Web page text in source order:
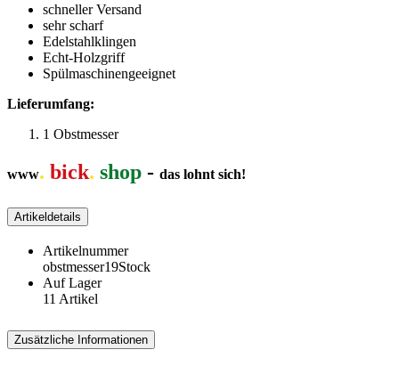
schneller Versand
sehr scharf
Edelstahlklingen
Echt-Holzgriff
Spülmaschinengeeignet
Lieferumfang:
1 Obstmesser
www. bick. shop - das lohnt sich!
Artikeldetails
Artikelnummer
obstmesser19Stock
Auf Lager
11 Artikel
Zusätzliche Informationen